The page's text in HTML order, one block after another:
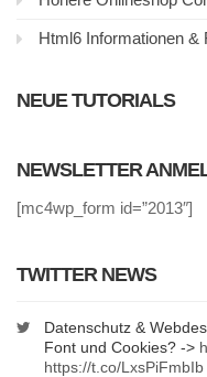
Html6 Informationen &
NEUE TUTORIALS
NEWSLETTER
[mc4wp_form id=”2013″]
TWITTER NEWS
Datenschutz &
Font und Cookies? ->
https://t.co/LxsPiFmbIb